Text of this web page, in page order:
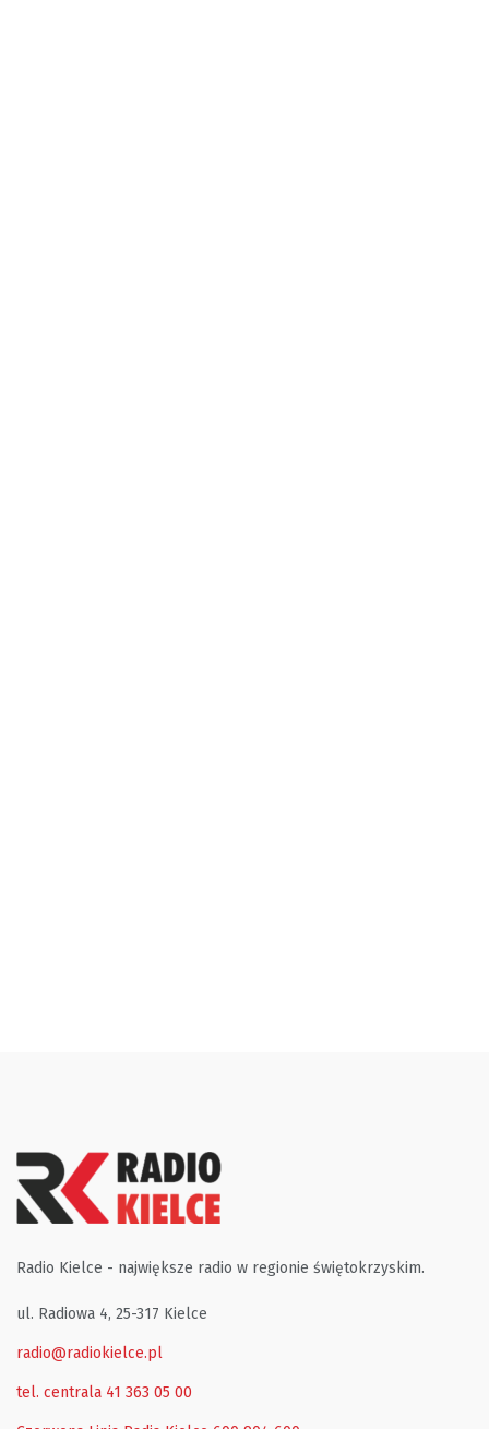
Radio Kielce - największe radio w regionie świętokrzyskim.
ul. Radiowa 4, 25-317 Kielce
radio@radiokielce.pl
tel. centrala 41 363 05 00